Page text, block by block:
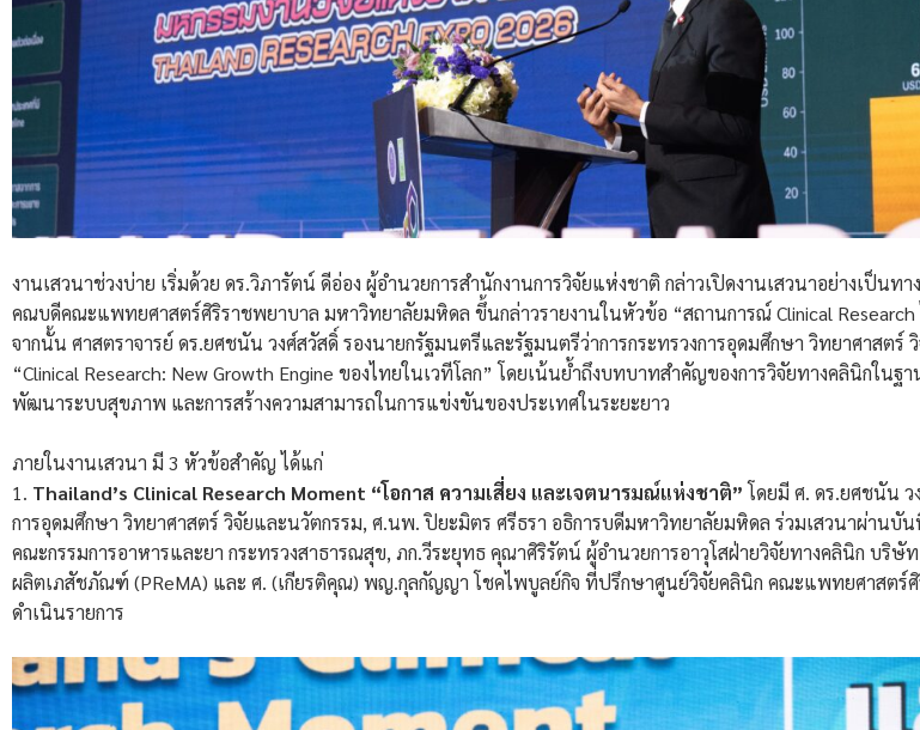
งานเสวนาช่วงบ่าย เริ่มด้วย ดร.วิภารัตน์ ดีอ่อง ผู้อำนวยการสำนักงานการวิจัยแห่งชาติ กล่าวเปิดงานเสวนาอย่างเป็น
คณบดีคณะแพทยศาสตร์ศิริราชพยาบาล มหาวิทยาลัยมหิดล ขึ้นกล่าวรายงานในหัวข้อ “สถานการณ์ Clinical
จากนั้น ศาสตราจารย์ ดร.ยศชนัน วงศ์สวัสดิ์ รองนายกรัฐมนตรีและรัฐมนตรีว่าการกระทรวงการอุดมศึกษา วิทยาศาสต
“Clinical Research: New Growth Engine ของไทยในเวทีโลก” โดยเน้นย้ำถึงบทบาทสำคัญของการวิจัยทางคลินิกในฐ
พัฒนาระบบสุขภาพ และการสร้างความสามารถในการแข่งขันของประเทศในระยะยาว
ภายในงานเสวนา มี 3 หัวข้อสำคัญ ได้แก่
1. Thailand’s Clinical Research Moment “โอกาส ความเสี่ยง และเจตนารมณ์แห่งชาติ” โดยมี ศ. ดร.ยศชนัน ว
การอุดมศึกษา วิทยาศาสตร์ วิจัยและนวัตกรรม, ศ.นพ. ปิยะมิตร ศรีธรา อธิการบดีมหาวิทยาลัยมหิดล ร่วมเสวนาผ่าน
คณะกรรมการอาหารและยา กระทรวงสาธารณสุข, ภก.วีระยุทธ คุณาศิริรัตน์ ผู้อำนวยการอาวุโสฝ่ายวิจัยทางคลินิก บริ
ผลิตเภสัชภัณฑ์ (PReMA) และ ศ. (เกียรติคุณ) พญ.กุลกัญญา โชคไพบูลย์กิจ ที่ปรึกษาศูนย์วิจัยคลินิก คณะแพทยศาสตร์ศิ
ดำเนินรายการ